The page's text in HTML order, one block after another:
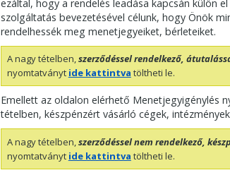
ezáltal, hogy a rendelés leadása kapcsán külön
szolgáltatás bevezetésével célunk, hogy Önök
rendelhessék meg menetjegyeiket, bérleteiket.
A nagy tételben,szerződéssel rendelkező,
nyomtatványt ide kattintva töltheti le.
Emellett az oldalon elérhető Menetjegyigénylés
tételben, készpénzért vásárló cégek,
A nagy tételben,szerződéssel nem rendelkező,
nyomtatványt ide kattintva töltheti le.